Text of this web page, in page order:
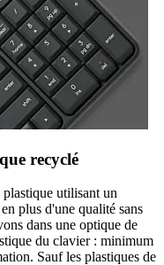
recyclé
utilisant un
plus d'une qualité sans
dans une optique de
du clavier : minimum
Sauf les plastiques de